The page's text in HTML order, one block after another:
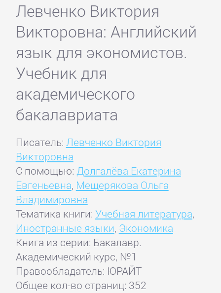
Левченко Виктория
Викторовна: Английский
язык для экономистов.
Учебник для
академического
бакалавриата
Писатель: Левченко Виктория
Викторовна
С помощью: Долгалёва Екатерина
Евгеньевна, Мещерякова Ольга
Владимировна
Тематика книги: Учебная литература,
Иностранные языки, Экономика
Книга из серии: Бакалавр.
Академический курс, №1
Правообладатель: ЮРАЙТ
Общее кол-во страниц: 352